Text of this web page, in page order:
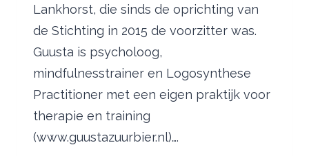
Lankhorst, die sinds de oprichting van
de Stichting in 2015 de voorzitter was.
Guusta is psycholoog,
mindfulnesstrainer en Logosynthese
Practitioner met een eigen praktijk voor
therapie en training
(www.guustazuurbier.nl)….